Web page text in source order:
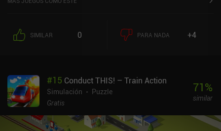
SIMILAR 0 PARA NADA +4
#15 Conduct THIS! – Train Action
Simulación
Puzzle
Gratis
71%
similar